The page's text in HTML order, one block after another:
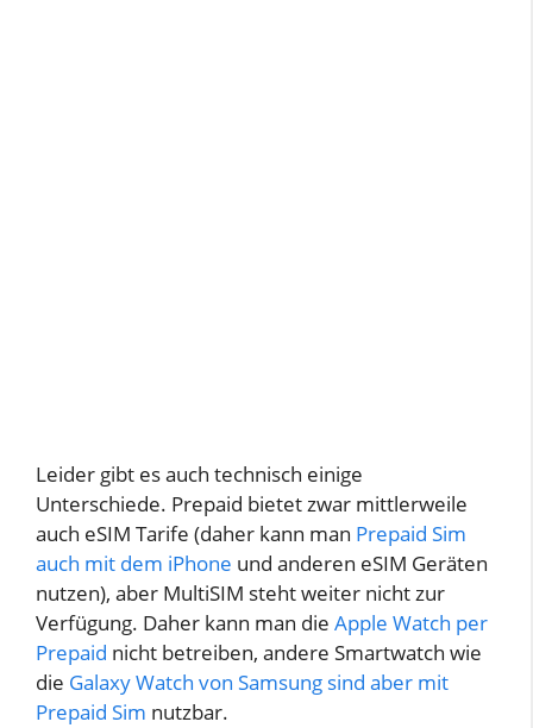
Leider gibt es auch technisch einige
Unterschiede. Prepaid bietet zwar mittlerweile
auch eSIM Tarife (daher kann man Prepaid Sim
auch mit dem iPhone und anderen eSIM Geräten
nutzen), aber MultiSIM steht weiter nicht zur
Verfügung. Daher kann man die Apple Watch per
Prepaid nicht betreiben, andere Smartwatch wie
die Galaxy Watch von Samsung sind aber mit
Prepaid Sim nutzbar.